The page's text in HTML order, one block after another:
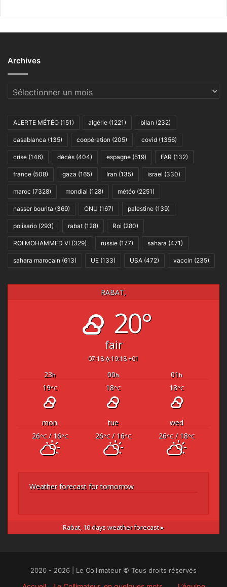
Archives
Archives
ALERTE MÉTÉO (151) algérie (1221) bilan (232)
casablanca (135) coopération (205) covid (1356)
crise (146) décès (404) espagne (519) FAR (132)
france (508) gaza (165) Iran (135) israel (330)
maroc (7328) mondial (128) météo (2251)
nasser bourita (369) ONU (167) palestine (139)
polisario (293) rabat (128) Roi (280)
ROI MOHAMMED VI (329) russie (177) sahara (471)
sahara marocain (613) UE (133) USA (472) vaccin (235)
RABAT,
20°
fair
07:18 19:18 +01
23h 00h 01 h
19°C 18°C 18°C
mon tue
wed
26°C/ 16°C 26°C/ 16°C 26°C/ 18°C
Weather forecast for tomorrow
Rabat, 10 days weather forecast ▸
2020 - 2026 | Le Collimateur © Tous droits réservés